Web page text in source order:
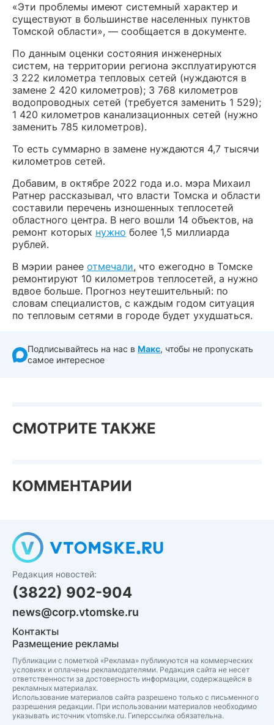
«Эти проблемы имеют системный характер и
существуют в большинстве населенных пунктов
Томской области», — сообщается в документе.
По данным оценки состояния инженерных
систем, на территории региона эксплуатируются
3 222 километра тепловых сетей (нуждаются в
замене 2 420 километров); 3 768 километров
водопроводных сетей (требуется заменить 1 529);
1 420 километров канализационных сетей (нужно
заменить 785 километров).
То есть суммарно в замене нуждаются 4,7 тысячи
километров сетей.
Добавим, в октябре 2022 года и.о. мэра Михаил
Ратнер рассказывал, что власти Томска и области
составили перечень изношенных теплосетей
областного центра. В него вошли 14 объектов, на
ремонт которых нужно более 1,5 миллиарда
рублей.
В мэрии ранее отмечали, что ежегодно в Томске
ремонтируют 10 километров теплосетей, а нужно
вдвое больше. Прогноз неутешительный: по
словам специалистов, с каждым годом ситуация
по тепловым сетями в городе будет ухудшаться.
Подписывайтесь на нас в Макс, чтобы не пропускать
самое интересное
СМОТРИТЕ ТАКЖЕ
КОММЕНТАРИИ
Редакция новостей:
(3822) 902-904
news@corp.vtomske.ru
Контакты
Размещение рекламы
Публикации с пометкой «Реклама» публикуются на коммерческих
условиях и оплачены рекламодателями. Редакция сайта не несет
ответственности за достоверность информации, содержащейся в
рекламных материалах.
Использование материалов сайта разрешено только с письменного
разрешения редакции. При использовании материалов необходимо
указывать источник vtomske.ru. Гиперссылка обязательна.